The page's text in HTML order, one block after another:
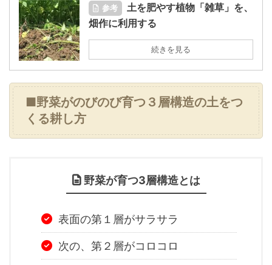
参考
土を肥やす植物「雑草」を、
畑作に利用する
続きを見る
■野菜がのびのび育つ３層構造の土をつ
くる耕し方
野菜が育つ3層構造とは
表面の第１層がサラサラ
次の、第２層がコロコロ